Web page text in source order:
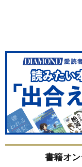
書籍オ